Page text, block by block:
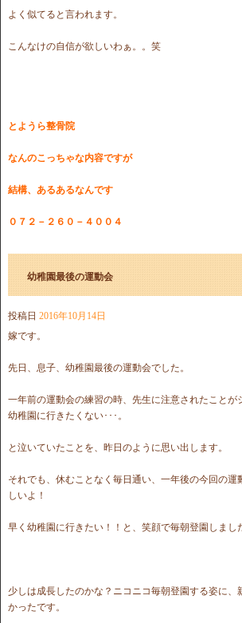
よく似てると言われます。
こんなけの自信が欲しいわぁ。。笑
とようら整骨院
なんのこっちゃな内容ですが
結構、あるあるなんです
０７２－２６０－４００４
幼稚園最後の運動会
投稿日 2016年10月14日
嫁です。
先日、息子、幼稚園最後の運動会でした。
一年前の運動会の練習の時、先生に注意されたことが
幼稚園に行きたくない･･･。
と泣いていたことを、昨日のように思い出します。
それでも、休むことなく毎日通い、一年後の今回の運
しいよ！
早く幼稚園に行きたい！！と、笑顔で毎朝登園しまし
少しは成長したのかな？ニコニコ毎朝登園する姿に、
かったです。